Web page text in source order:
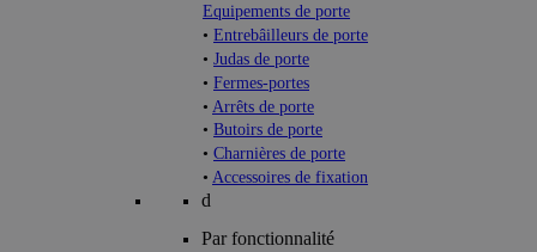
Equipements de porte
• Entrebâilleurs de porte
• Judas de porte
• Fermes-portes
• Arrêts de porte
• Butoirs de porte
• Charnières de porte
• Accessoires de fixation
d
Par fonctionnalité